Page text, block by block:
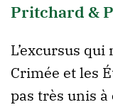
Pritchard &
L’excursus
Crimée et les
pas très unis